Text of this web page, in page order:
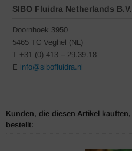
SIBO Fluidra Netherlands B.V.
Doornhoek 3950
5465 TC Veghel (NL)
T +31 (0) 413 – 29.39.18
E info@sibofluidra.nl
Kunden, die diesen Artikel
bestellt: